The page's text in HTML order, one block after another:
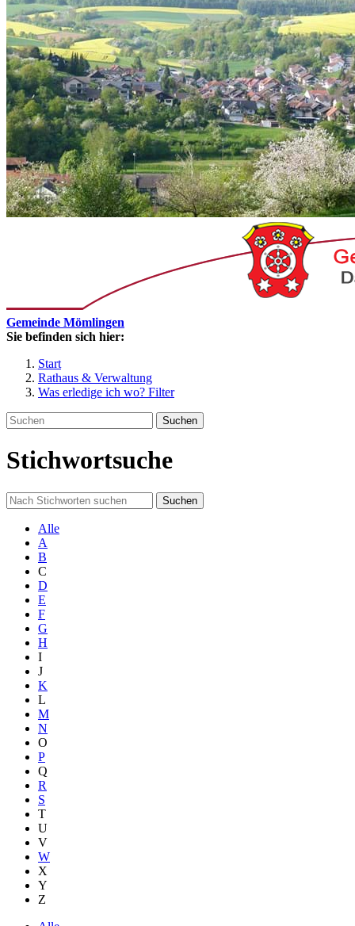
Gemeinde Mömlingen
Sie befinden sich hier:
Start
Rathaus & Verwaltung
Was erledige ich wo? Filter
Suchen
Stichwortsuche
Suchen
Alle
A
B
C
D
E
F
G
H
I
J
K
L
M
N
O
P
Q
R
S
T
U
V
W
X
Y
Z